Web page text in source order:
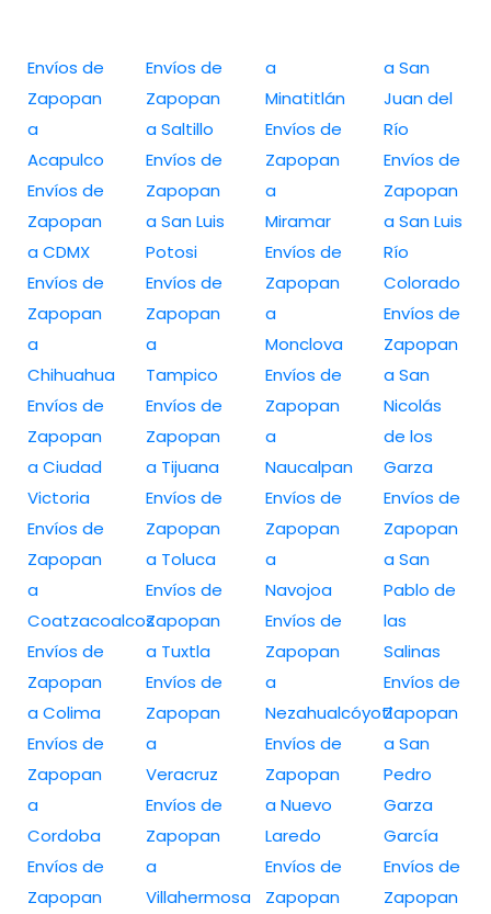
Envíos de
Zapopan
a
Acapulco
Envíos de
Zapopan
a CDMX
Envíos de
Zapopan
a
Chihuahua
Envíos de
Zapopan
a Ciudad
Victoria
Envíos de
Zapopan
a
Coatzacoalcos
Envíos de
Zapopan
a Colima
Envíos de
Zapopan
a
Cordoba
Envíos de
Zapopan
Envíos de
Zapopan
a Saltillo
Envíos de
Zapopan
a San Luis
Potosi
Envíos de
Zapopan
a
Tampico
Envíos de
Zapopan
a Tijuana
Envíos de
Zapopan
a Toluca
Envíos de
Zapopan
a Tuxtla
Envíos de
Zapopan
a
Veracruz
Envíos de
Zapopan
a
Villahermosa
a
Minatitlán
Envíos de
Zapopan
a
Miramar
Envíos de
Zapopan
a
Monclova
Envíos de
Zapopan
a
Naucalpan
Envíos de
Zapopan
a
Navojoa
Envíos de
Zapopan
a
Nezahualcóyotl
Envíos de
Zapopan
a Nuevo
Laredo
Envíos de
Zapopan
a San
Juan del
Río
Envíos de
Zapopan
a San Luis
Río
Colorado
Envíos de
Zapopan
a San
Nicolás
de los
Garza
Envíos de
Zapopan
a San
Pablo de
las
Salinas
Envíos de
Zapopan
a San
Pedro
Garza
García
Envíos de
Zapopan